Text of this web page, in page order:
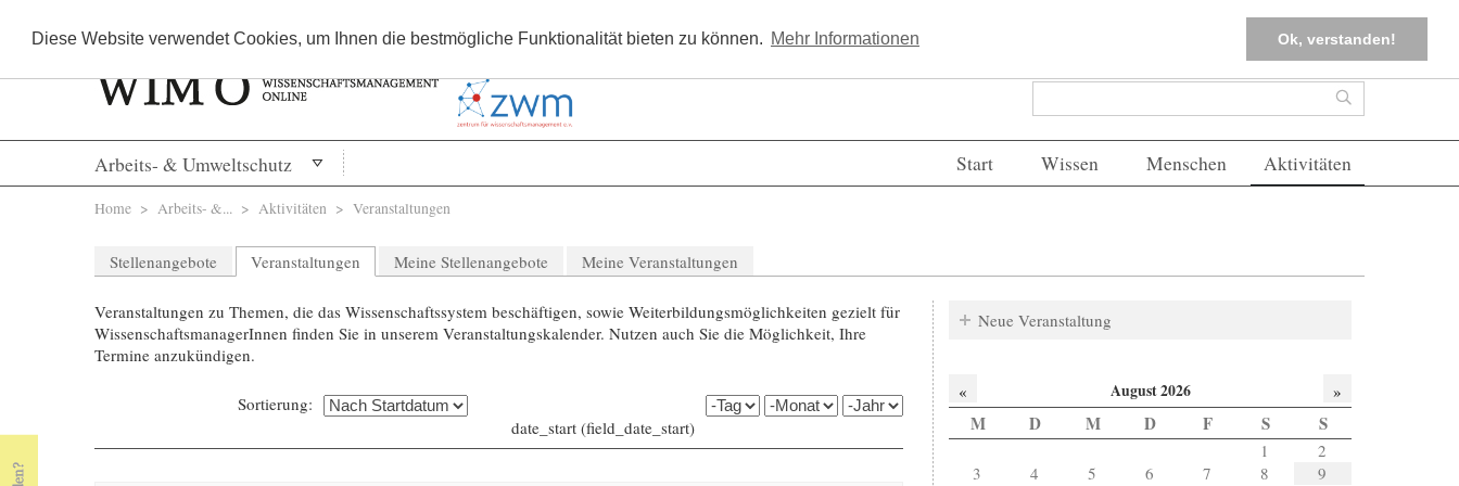
Diese Website verwendet Cookies, um Ihnen die bestmögliche Funktionalität bieten zu können. Mehr Informationen Ok, verstanden!
Kostenlos registrieren FAQs Einloggen
Suchformular Suche
Arbeits- & Umweltschutz Start Wissen Menschen Aktivitäten
Sie sind hier
Home > Arbeits- &... > Aktivitäten > Veranstaltungen
Stellenangebote Veranstaltungen Meine Stellenangebote Meine Veranstaltungen
Veranstaltungen zu Themen, die das Wissenschaftssystem beschäftigen, sowie Weiterbildungsmöglichkeiten gezielt für
WissenschaftsmanagerInnen finden Sie in unserem Veranstaltungskalender. Nutzen auch Sie die Möglichkeit, Ihre
Termine anzukündigen.
date_start (field_date_start)
date_start (field_date_start)
Tag Monat Jahr
Sortierung:
Neue Veranstaltung
« August 2026 »
M D M D F S S
1
2
3
4 5 6 7 8
9